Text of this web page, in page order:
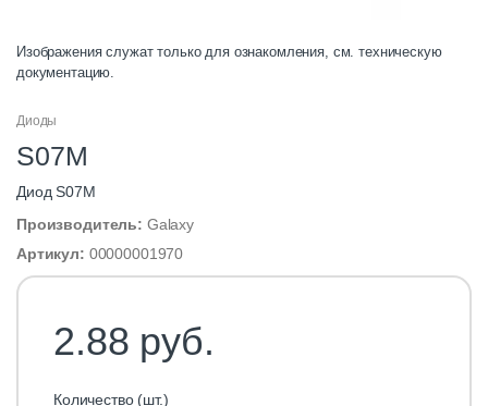
Изображения служат только для ознакомления, см. техническую
документацию.
Диоды
S07M
Диод S07M
Производитель: Galaxy
Артикул: 00000001970
2.88 руб.
Количество (шт.)